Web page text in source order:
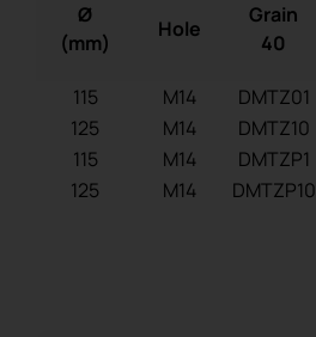
Ø
(mm)
Hole
Grain
40
115 M14 DMTZ01
125
M14 DMTZ10
115
M14 DMTZP1
125
M14 DMTZP10